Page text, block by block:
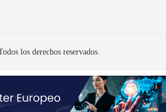
los derechos reservados.